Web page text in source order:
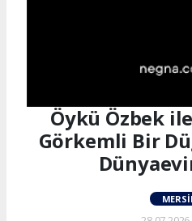
Öykü Özbek
Görkemli Bir